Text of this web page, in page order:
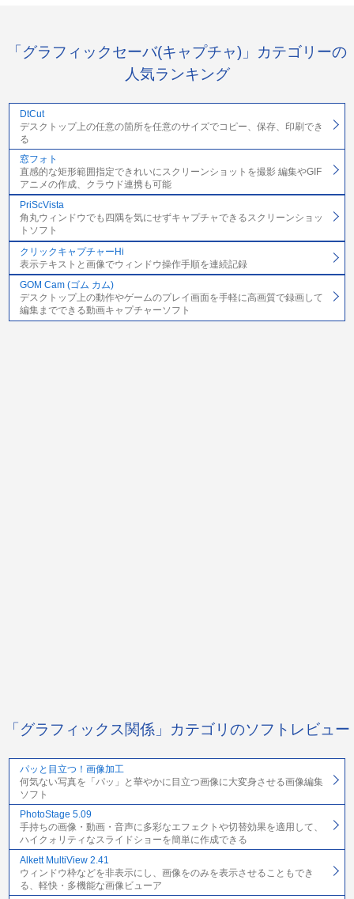
「グラフィックセーバ(キャプチャ)」カテゴリーの
人気ランキング
DtCut
デスクトップ上の任意の箇所を任意のサイズでコピー、保存、印刷でき
る
窓フォト
直感的な矩形範囲指定できれいにスクリーンショットを撮影 編集やGIF
アニメの作成、クラウド連携も可能
PriScVista
角丸ウィンドウでも四隅を気にせずキャプチャできるスクリーンショッ
トソフト
クリックキャプチャーHi
表示テキストと画像でウィンドウ操作手順を連続記録
GOM Cam (ゴム カム)
デスクトップ上の動作やゲームのプレイ画面を手軽に高画質で録画して
編集までできる動画キャプチャーソフト
「グラフィックス関係」カテゴリのソフトレビュー
パッと目立つ！画像加工
何気ない写真を「パッ」と華やかに目立つ画像に大変身させる画像編集
ソフト
PhotoStage 5.09
手持ちの画像・動画・音声に多彩なエフェクトや切替効果を適用して、
ハイクォリティなスライドショーを簡単に作成できる
Alkett MultiView 2.41
ウィンドウ枠などを非表示にし、画像をのみを表示させることもでき
る、軽快・多機能な画像ビューア